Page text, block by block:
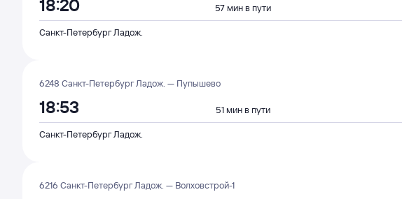
18:20 57 мин в пути
Санкт-Петербург Ладож.
6248 Санкт-Петербург Ладож. — Пупышево
18:53 51 мин в пути
Санкт-Петербург Ладож.
6216 Санкт-Петербург Ладож. — Волховстрой-1